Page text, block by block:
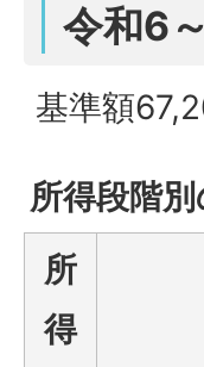
令和6
基準額
所得段階
所
得